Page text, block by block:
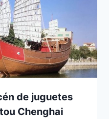
de juguetes
Chenghai